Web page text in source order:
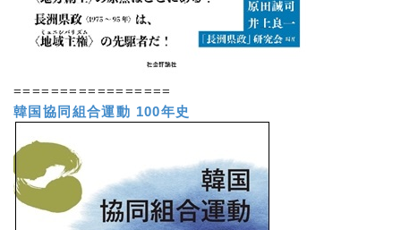
=================
韓国協同組合運動 100年史